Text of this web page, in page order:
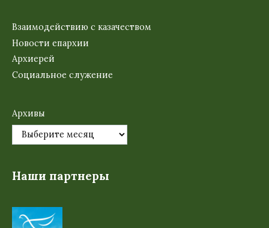
Взаимодействию с казачеством
Новости епархии
Архиерей
Социальное служение
Архивы
Наши партнеры